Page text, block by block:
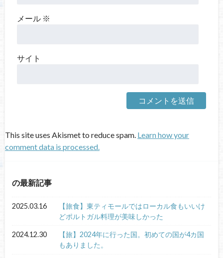
メール ※
サイト
This site uses Akismet to reduce spam. Learn how your
comment data is processed.
の最新記事
2025.03.16
【旅食】東ティモールではローカル食もいいけ
どポルトガル料理が美味しかった
2024.12.30
【旅】2024年に行った国。初めての国が4カ国
もありました。